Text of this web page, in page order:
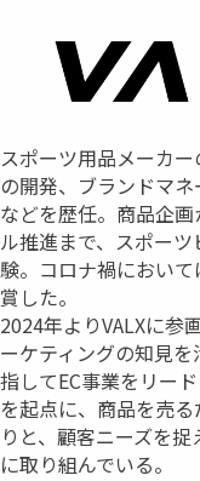
スポーツ用品メーカ
の開発、ブランドマ
などを歴任。商品企
ル推進まで、スポー
験。コロナ禍におい
賞した。
2024年よりVALXに参
ーケティングの知見
指してEC事業をリー
を起点に、商品を売
りと、顧客ニーズを
に取り組んでいる。